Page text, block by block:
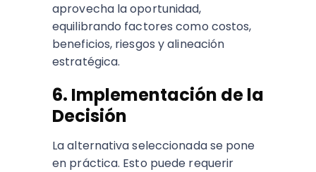
aprovecha la oportunidad,
equilibrando factores como costos,
beneficios, riesgos y alineación
estratégica.
6. Implementación de la
Decisión
La alternativa seleccionada se pone
en práctica. Esto puede requerir